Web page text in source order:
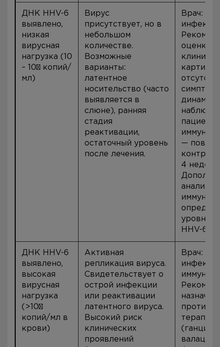
ДНК HHV-6
выявлено,
низкая
вирусная
нагрузка (10
– 10³ копий/
мл)
Вирус
присутствует, но в
небольшом
количестве.
Возможные
варианты:
латентное
носительство (часто
выявляется в
слюне), ранняя
стадия
реактивации,
остаточный уровень
после лечения.
Врач:
оценка
—
4 недели.
анализы:
уровня
HHV-6.
ДНК HHV-6
выявлено,
высокая
вирусная
нагрузка
(>10³
копий/мл в
крови)
Активная
репликация вируса.
Свидетельствует о
острой инфекции
или реактивации
латентного вируса.
Высокий риск
клинических
проявлений
Врач:
терапии